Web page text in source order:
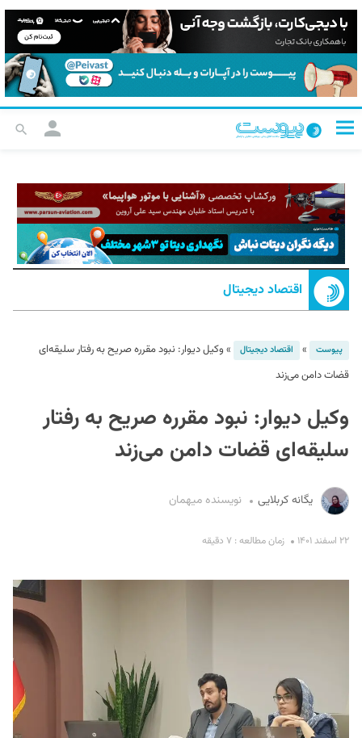
اقتصاد دیجیتال
پیوست » اقتصاد دیجیتال » وکیل دیوار: نبود مقرره صریح به رفتار سلیقه‌ای
قضات دامن می‌زند
وکیل دیوار: نبود مقرره صریح به رفتار
سلیقه‌ای قضات دامن می‌زند
یگانه کربلایی نویسنده میهمان
۲۲ اسفند ۱۴۰۱ زمان مطالعه : ۷ دقیقه